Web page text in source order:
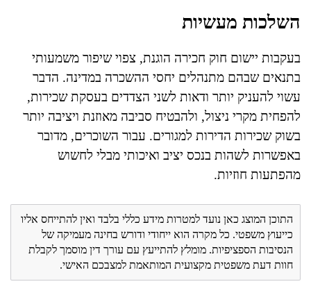
השלכות מעשיות
בעקבות יישום חוק חכירה הוגנת, צפוי שיפור משמעותי
בתנאים שבהם מתנהלים יחסי ההשכרה במדינה. הדבר
עשוי להעניק יותר ודאות לשני הצדדים בעסקת שכירות,
להפחית מקרי ניצול, ולהבטיח סביבה מאוזנת ויציבה יותר
בשוק שכירות הדירות למגורים. עבור השוכרים, מדובר
באפשרות לשהות בנכס יציב ואיכותי מבלי לחשוש
מהפתעות חוזיות.
התוכן המוצג כאן נועד למטרות מידע כללי בלבד ואין להתייחס אליו
כייעוץ משפטי. כל מקרה הוא ייחודי ודורש בחינה מעמיקה של
הנסיבות הספציפיות. מומלץ להתייעץ עם עורך דין מוסמך לקבלת
חוות דעת משפטית מקצועית המותאמת למצבכם האישי.